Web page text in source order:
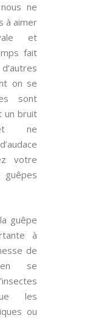
ne
à aimer
et
fait
on se
sont
un bruit
et ne
votre
guêpe
à
de
se
les
ou